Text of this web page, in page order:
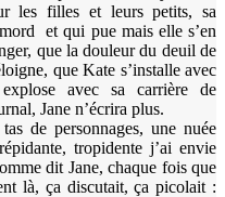
les filles et leurs petits, sa
et qui pue mais elle s’en
que la douleur du deuil de
que Kate s’installe avec
avec sa carrière de
Jane n’écrira plus.
de personnages, une nuée
tropidente j’ai envie
dit Jane, chaque fois que
là, ça discutait, ça picolait :